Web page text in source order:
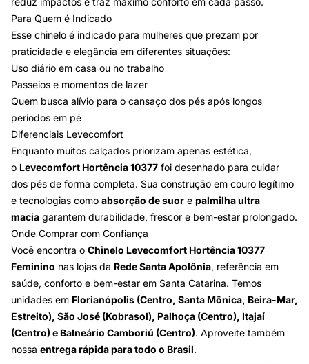
Para Quem é Indicado
Esse chinelo é indicado para mulheres que prezam por
praticidade e elegância em diferentes situações:
Uso diário em casa ou no trabalho
Passeios e momentos de lazer
Quem busca alívio para o cansaço dos pés após longos
períodos em pé
Diferenciais Levecomfort
Enquanto muitos calçados priorizam apenas estética,
o Levecomfort Hortência 10377 foi desenhado para cuidar
dos pés de forma completa. Sua construção em couro legítimo
e tecnologias como absorção de suor e palmilha ultra
macia garantem durabilidade, frescor e bem-estar prolongado.
Onde Comprar com Confiança
Você encontra o Chinelo Levecomfort Hortência 10377
Feminino nas lojas da Rede Santa Apolônia, referência em
saúde, conforto e bem-estar em Santa Catarina. Temos
unidades em Florianópolis (Centro, Santa Mônica, Beira-Mar,
Estreito), São José (Kobrasol), Palhoça (Centro), Itajaí
(Centro) e Balneário Camboriú (Centro). Aproveite também
nossa entrega rápida para todo o Brasil.